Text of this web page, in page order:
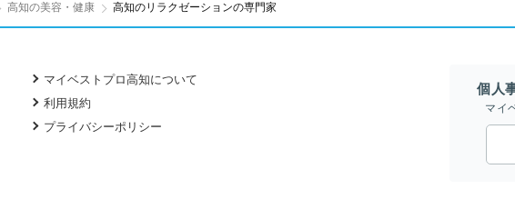
高知の美容・健康 高知のリラクゼーションの専門家
マイベストプロ高知について
利用規約
プライバシーポリシー
個人
マイ